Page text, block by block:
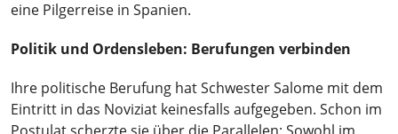
eine Pilgerreise in Spanien.
Politik und Ordensleben: Berufungen verbinden
Ihre politische Berufung hat Schwester Salome mit dem
Eintritt in das Noviziat keinesfalls aufgegeben. Schon im